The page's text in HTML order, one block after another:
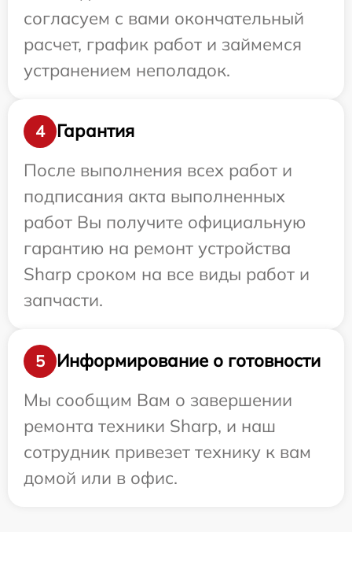
согласуем с вами окончательный
расчет, график работ и займемся
устранением неполадок.
4
Гарантия
После выполнения всех работ и
подписания акта выполненных
работ Вы получите официальную
гарантию на ремонт устройства
Sharp сроком на все виды работ и
запчасти.
5
Информирование о готовности
Мы сообщим Вам о завершении
ремонта техники Sharp, и наш
сотрудник привезет технику к вам
домой или в офис.